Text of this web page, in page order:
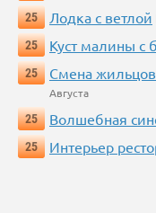
25
Лодка с ветлой
25
Куст малины с
25
Смена
Августа
25
Волшебная
25
Интерьер